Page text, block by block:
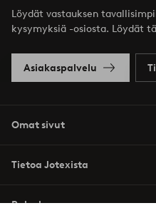
Löydät vastauksen
kysymyksiä -osiosta. Löydät
Asiakaspalvelu
Omat sivut
Tietoa Jotexista
Palvelumme